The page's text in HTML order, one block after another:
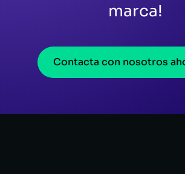
marca!
Contacta con nosotros